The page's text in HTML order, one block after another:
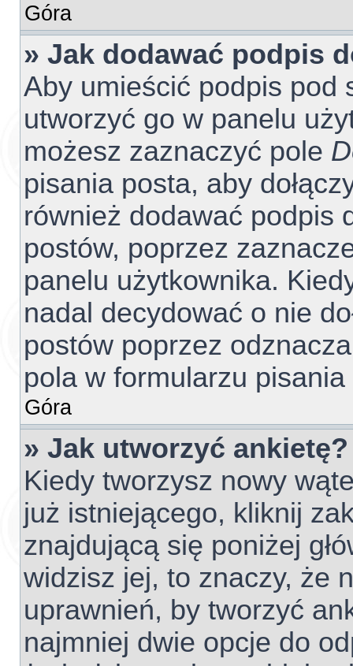
Góra
» Jak dodawać podpis
Aby umieścić podpis pod
utworzyć go w panelu
możesz zaznaczyć pole
pisania posta, aby
również dodawać podpis
postów, poprzez
panelu użytkownika.
nadal decydować o nie
postów poprzez
pola w formularzu
Góra
» Jak utworzyć ankietę?
Kiedy tworzysz nowy
już istniejącego, kliknij
znajdującą się poniżej
widzisz jej, to znaczy, że
uprawnień, by tworzyć
najmniej dwie opcje do